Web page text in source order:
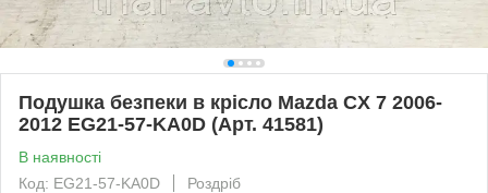
Подушка безпеки в крісло Mazda CX 7 2006-
2012 EG21-57-KA0D (Арт. 41581)
В наявності
Код: EG21-57-KA0D
Роздріб